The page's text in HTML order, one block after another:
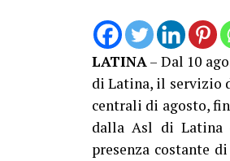
LATINA– Dal 10
di Latina, il servizio
centrali di agosto,
dalla Asl di Latina
presenza costante